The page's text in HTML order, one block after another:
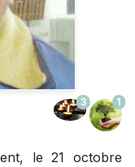
3 1
le 21 octobre